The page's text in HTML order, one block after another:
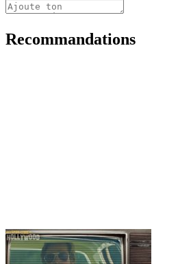
Recommandations